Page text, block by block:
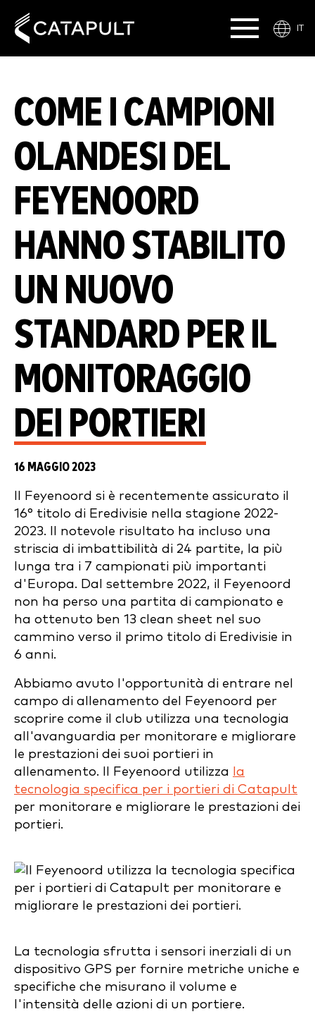
IT
COME I CAMPIONI
OLANDESI DEL
FEYENOORD
HANNO STABILITO
UN NUOVO
STANDARD PER IL
MONITORAGGIO
DEI PORTIERI
16 MAGGIO 2023
Il Feyenoord si è recentemente assicurato il
16° titolo di Eredivisie nella stagione 2022-
2023. Il notevole risultato ha incluso una
striscia di imbattibilità di 24 partite, la più
lunga tra i 7 campionati più importanti
d'Europa. Dal settembre 2022, il Feyenoord
non ha perso una partita di campionato e
ha ottenuto ben 13 clean sheet nel suo
cammino verso il primo titolo di Eredivisie in
6 anni.
Abbiamo avuto l'opportunità di entrare nel
campo di allenamento del Feyenoord per
scoprire come il club utilizza una tecnologia
all'avanguardia per monitorare e migliorare
le prestazioni dei suoi portieri in
allenamento. Il Feyenoord utilizza la
tecnologia specifica per i portieri di Catapult
per monitorare e migliorare le prestazioni dei
portieri.
La tecnologia sfrutta i sensori inerziali di un
dispositivo GPS per fornire metriche uniche e
specifiche che misurano il volume e
l'intensità delle azioni di un portiere.